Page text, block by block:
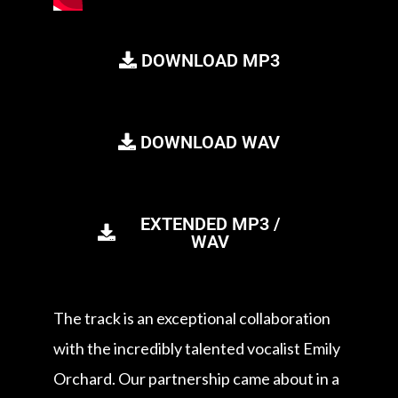
DOWNLOAD MP3
DOWNLOAD WAV
EXTENDED MP3 /
WAV
The track is an exceptional collaboration
with the incredibly talented vocalist Emily
Orchard. Our partnership came about in a